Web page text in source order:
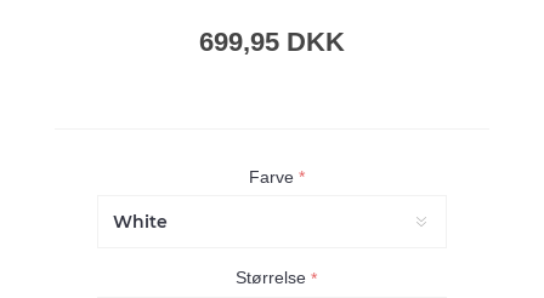
699,95 DKK
Farve *
Størrelse*